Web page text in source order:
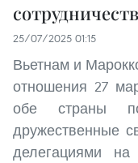
25/07/2025 01:15
Вьетнам и
отношения 27
обе страны
дружественные
делегациями